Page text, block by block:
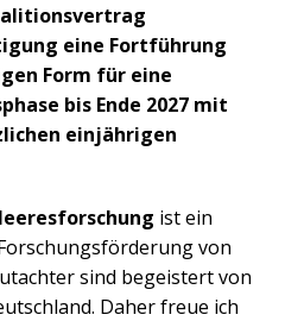
eine Fortführung
Form für eine
bis Ende 2027 mit
einjährigen
ist ein
von
sind begeistert von
Daher freue ich